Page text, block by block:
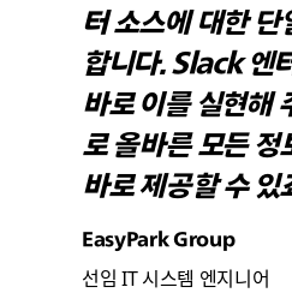
터 소스에 대한 단
합니다. Slack 엔
바로 이를 실현해
로 올바른 모든
바로 제공할 수 있
EasyPark Group
선임 IT 시스템 엔지니어